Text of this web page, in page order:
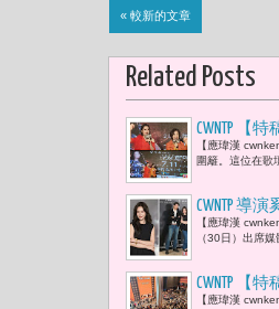
« 較新的文章
Related Posts
CWNTP 【
藝大姊大
【應瑋漢
圍籬。這位在歌
CWNTP 導
驚悚劇
【應瑋漢
（30日）出席
CWNTP 【
【應瑋漢